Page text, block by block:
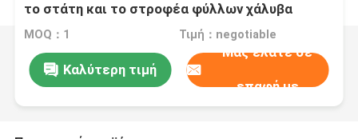
το στάτη και το στροφέα φύλλων χάλυβα
πυριτίου
MOQ：1 Τιμή：negotiable
Καλύτερη τιμή
Μας ελάτε σε
επαφή με